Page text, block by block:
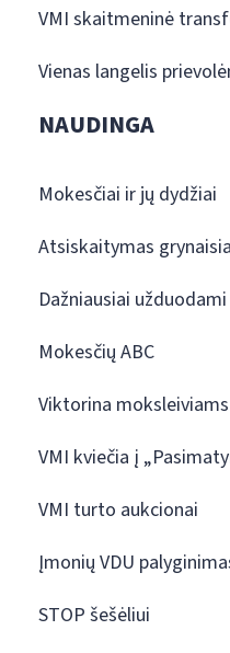
VMI skaitmeninė
Vienas langelis
NAUDINGA
Mokesčiai ir jų dydžiai
Atsiskaitymas
Dažniausiai
Mokesčių ABC
Viktorina moksleiviams
VMI kviečia į
VMI turto aukcionai
Įmonių VDU
STOP šešėliui